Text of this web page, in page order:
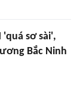
'quá sơ sài',
Bắc Ninh